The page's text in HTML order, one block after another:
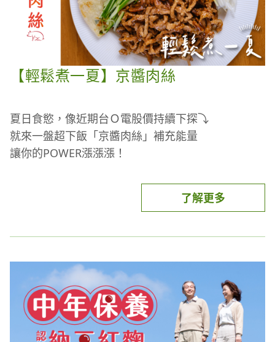
【輕鬆煮一夏】京醬肉絲
夏日食慾，像近期台Ｏ電股價持續下探⤵
就來一盤超下飯「京醬肉絲」補充能量
讓你的POWER漲漲漲！
經典北方菜餚，簡單卻有深度的美味
了解更多